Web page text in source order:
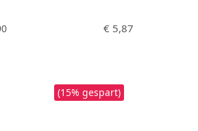
Preis: Regulärer Preis:
€ 5,87
(15% gespart)